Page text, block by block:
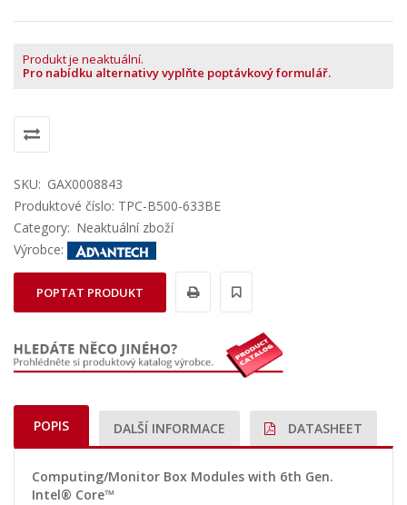
Produkt je neaktuální.
Pro nabídku alternativy vyplňte poptávkový formulář.
SKU: GAX0008843
Produktové číslo: TPC-B500-633BE
Category: Neaktuální zboží
Výrobce:
POPTAT PRODUKT
POPIS DALŠÍ INFORMACE DATASHEET
Computing/Monitor Box Modules with 6th Gen.
Intel® Core™